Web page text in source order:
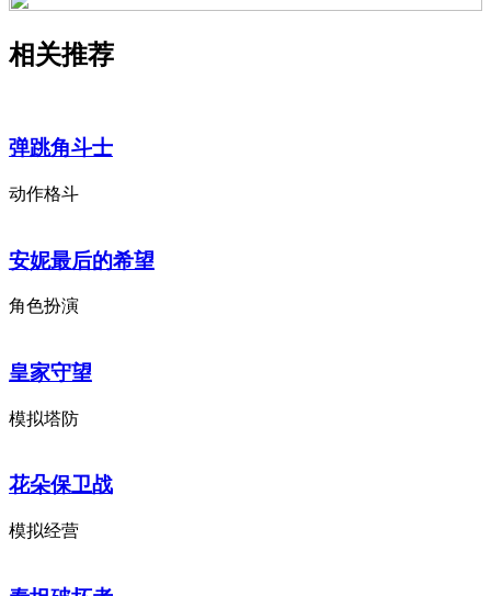
相关推荐
弹跳角斗士
动作格斗
安妮最后的希望
角色扮演
皇家守望
模拟塔防
花朵保卫战
模拟经营